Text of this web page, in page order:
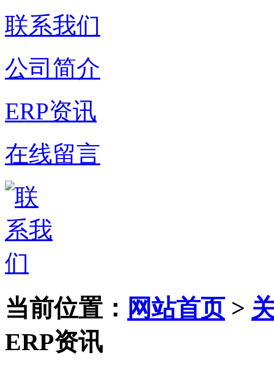
联系我们
公司简介
ERP资讯
在线留言
当前位置： 网站首页>
ERP资讯